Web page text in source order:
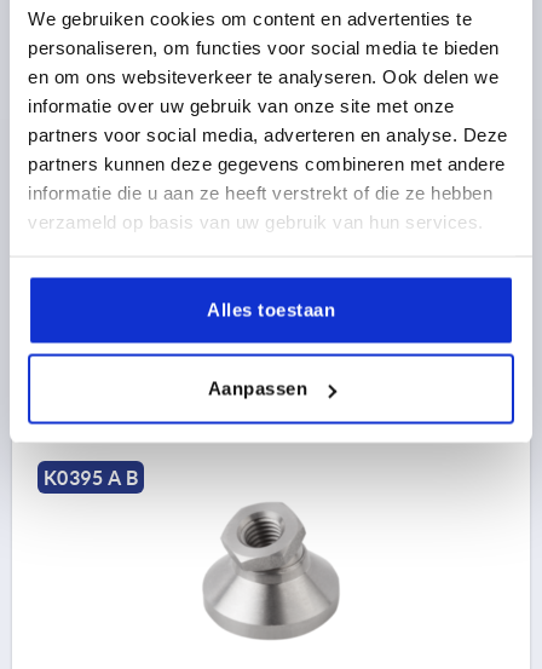
We gebruiken cookies om content en advertenties te
personaliseren, om functies voor social media te bieden
en om ons websiteverkeer te analyseren. Ook delen we
informatie over uw gebruik van onze site met onze
partners voor social media, adverteren en analyse. Deze
partners kunnen deze gegevens combineren met andere
informatie die u aan ze heeft verstrekt of die ze hebben
verzameld op basis van uw gebruik van hun services.
Alles toestaan
Aanpassen
DRUKSCHOTEL D1=M20 D=60, H=42, VORM:A,
GEHARD STAAL, BEST:AUTOMATENSTAAL
SCHOTELDIAMETER=60 SCHROEFDRAAD=M20
SW=30
BELASTBAARHEID MAX. KN=55
K0395.120
K0395 A B